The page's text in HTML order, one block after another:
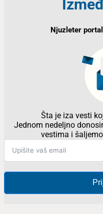
Njuzleter
Šta je iza vesti
Jednom nedeljno
vestima i